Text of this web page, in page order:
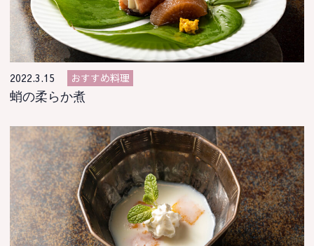
2022.3.15
おすすめ料理
蛸の柔らか煮